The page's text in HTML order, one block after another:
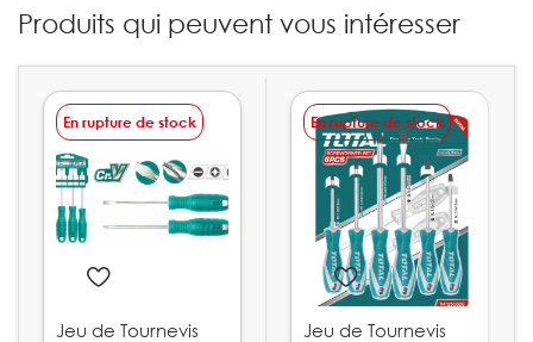
Produits qui peuvent vous intéresser
En rupture de stock
Jeu de Tournevis
En rupture de stock
Jeu de Tournevis